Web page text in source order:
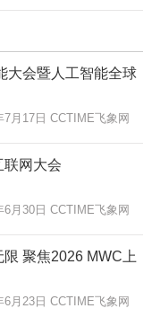
大会暨人工智能全球
7月17日 CCTIME飞象网
联网大会
6月30日 CCTIME飞象网
上
6月23日 CCTIME飞象网